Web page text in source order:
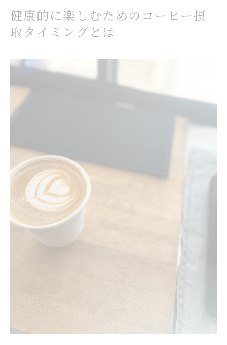
健康的に楽しむためのコーヒー摂
取タイミングとは